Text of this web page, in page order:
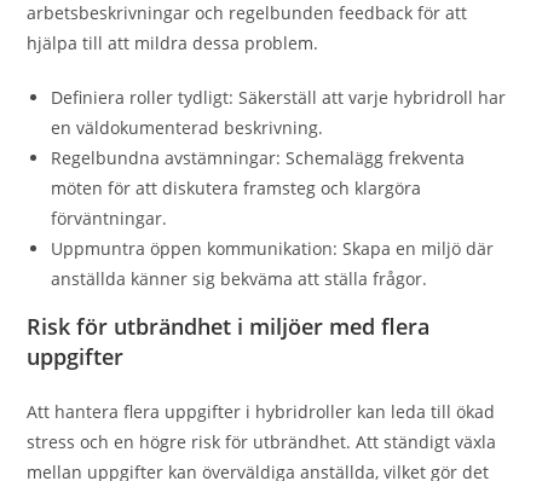
arbetsbeskrivningar och regelbunden feedback för att
hjälpa till att mildra dessa problem.
Definiera roller tydligt: Säkerställ att varje hybridroll har
en väldokumenterad beskrivning.
Regelbundna avstämningar: Schemalägg frekventa
möten för att diskutera framsteg och klargöra
förväntningar.
Uppmuntra öppen kommunikation: Skapa en miljö där
anställda känner sig bekväma att ställa frågor.
Risk för utbrändhet i miljöer med flera
uppgifter
Att hantera flera uppgifter i hybridroller kan leda till ökad
stress och en högre risk för utbrändhet. Att ständigt växla
mellan uppgifter kan överväldiga anställda, vilket gör det